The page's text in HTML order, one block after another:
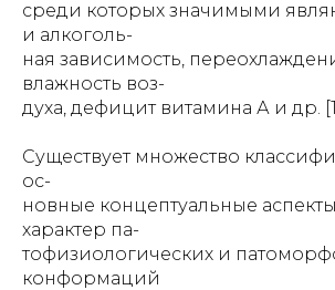
среди которых значимыми
и алкоголь-
ная зависимость,
влажность воз-
духа, дефицит витамина А и др.
Существует множество
ос-
новные концептуальные
характер па-
тофизиологических и
конформаций